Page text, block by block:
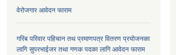
वेरोजगार आवेदन फाराम
गरिब परिवार पहिचान तथ प्रमाणपत्र वितरण प्रयोजनका
लागि सुपरभाईजर तथा गणक पदका लागि आवेदन फाराम